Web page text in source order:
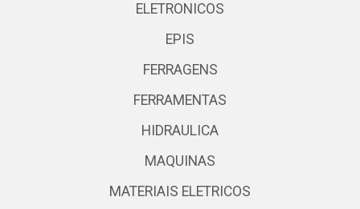
ELETRONICOS
EPIS
FERRAGENS
FERRAMENTAS
HIDRAULICA
MAQUINAS
MATERIAIS ELETRICOS